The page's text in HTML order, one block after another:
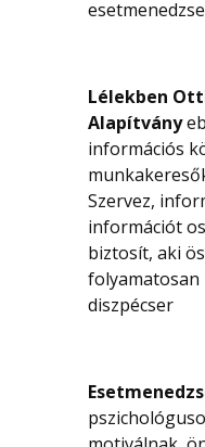
Lélekben
Alapítvány
információs
Szervez,
információt
biztosít, aki
folyamatosan
diszpécser